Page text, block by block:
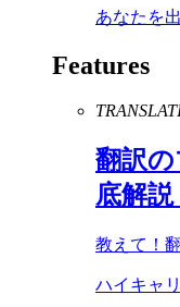
あなたを
Features
翻訳
底解説
教えて！
ハイキャ